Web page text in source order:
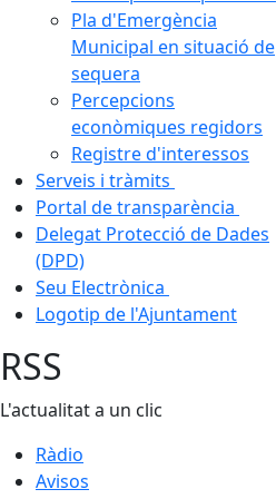
Pla d'Emergència
Municipal en situació de
sequera
Percepcions
econòmiques regidors
Registre d'interessos
Serveis i tràmits
Portal de transparència
Delegat Protecció de Dades
(DPD)
Seu Electrònica
Logotip de l'Ajuntament
RSS
L'actualitat a un clic
Ràdio
Avisos